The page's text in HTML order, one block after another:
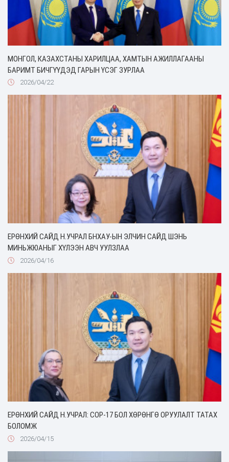
МОНГОЛ, КАЗАХСТАНЫ ХАРИЛЦАА, ХАМТЫН АЖИЛЛАГААНЫ
БАРИМТ БИЧГҮҮДЭД ГАРЫН ҮСЭГ ЗУРЛАА
2026/04/22
ЕРӨНХИЙ САЙД Н.УЧРАЛ БНХАУ-ЫН ЭЛЧИН САЙД ШЭНЬ
МИНЬЖЮАНЫГ ХҮЛЭЭН АВЧ УУЛЗЛАА
2026/04/16
ЕРӨНХИЙ САЙД Н.УЧРАЛ: COP-17 БОЛ ХӨРӨНГӨ ОРУУЛАЛТ ТАТАХ
БОЛОМЖ
2026/04/15